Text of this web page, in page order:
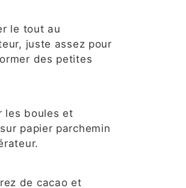
le tout au
juste assez pour
des petites
les boules et
papier parchemin
de cacao et